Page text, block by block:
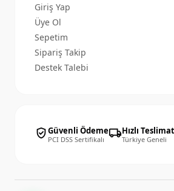
Giriş Yap
Üye Ol
Sepetim
Sipariş Takip
Destek Talebi
verified_userGüvenli Ödeme
PCI DSS Sertifikalı local_shippingHızlı Teslimat
Türkiye Geneli